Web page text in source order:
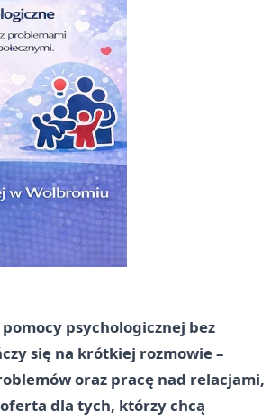
psychologicznej bez
się na krótkiej rozmowie –
oraz pracę nad relacjami,
dla tych, którzy chcą